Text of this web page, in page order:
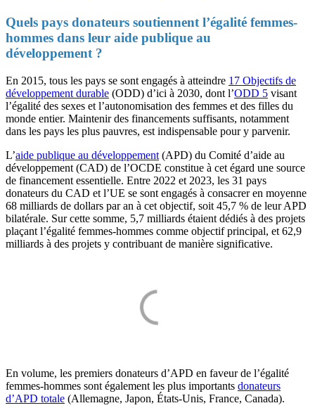
Quels pays donateurs soutiennent l’égalité femmes-
hommes dans leur aide publique au
développement ?
En 2015, tous les pays se sont engagés à atteindre 17 Objectifs de
développement durable (ODD) d’ici à 2030, dont l’ODD 5 visant
l’égalité des sexes et l’autonomisation des femmes et des filles du
monde entier. Maintenir des financements suffisants, notamment
dans les pays les plus pauvres, est indispensable pour y parvenir.
L’aide publique au développement (APD) du Comité d’aide au
développement (CAD) de l’OCDE constitue à cet égard une source
de financement essentielle. Entre 2022 et 2023, les 31 pays
donateurs du CAD et l’UE se sont engagés à consacrer en moyenne
68 milliards de dollars par an à cet objectif, soit 45,7 % de leur APD
bilatérale. Sur cette somme, 5,7 milliards étaient dédiés à des projets
plaçant l’égalité femmes-hommes comme objectif principal, et 62,9
milliards à des projets y contribuant de manière significative.
En volume, les premiers donateurs d’APD en faveur de l’égalité
femmes-hommes sont également les plus importants donateurs
d’APD totale (Allemagne, Japon, États-Unis, France, Canada).